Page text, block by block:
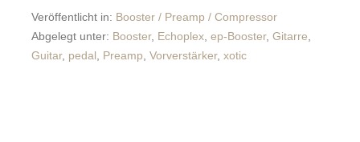
Veröffentlicht in: Booster / Preamp / Compressor
Abgelegt unter: Booster, Echoplex ep-Booster, Gitarre
Guitar, pedal Preamp Vorverstärker, xotic